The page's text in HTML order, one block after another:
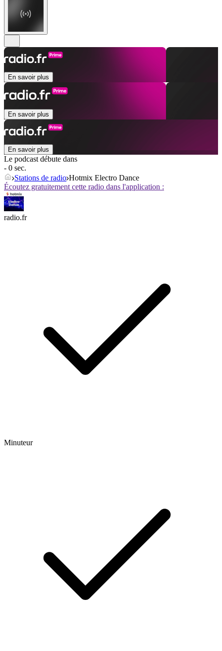
En savoir plus
En savoir plus
En savoir plus
Le podcast débute dans
- 0 sec.
Stations de radio Hotmix Electro Dance
Écoutez gratuitement cette radio dans l'application :
radio.fr
Minuteur